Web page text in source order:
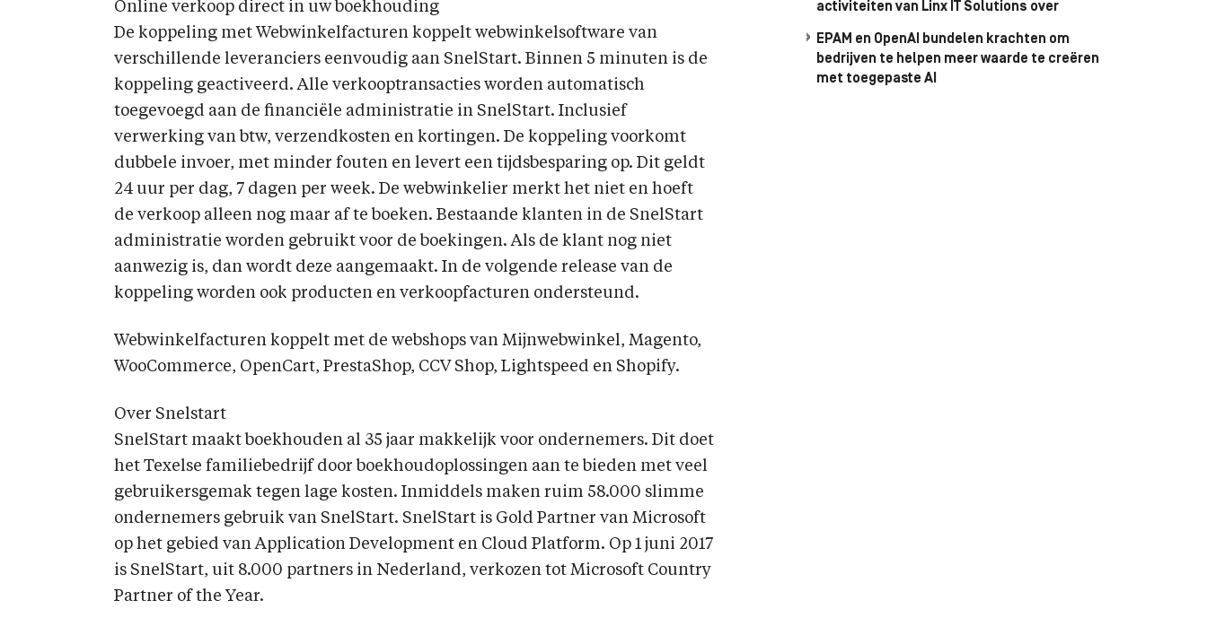
Online verkoop direct in uw boekhouding
De koppeling met Webwinkelfacturen koppelt webwinkelsoftware van
verschillende leveranciers eenvoudig aan SnelStart. Binnen 5 minuten is de
koppeling geactiveerd. Alle verkooptransacties worden automatisch
toegevoegd aan de financiële administratie in SnelStart. Inclusief
verwerking van btw, verzendkosten en kortingen. De koppeling voorkomt
dubbele invoer, met minder fouten en levert een tijdsbesparing op. Dit geldt
24 uur per dag, 7 dagen per week. De webwinkelier merkt het niet en hoeft
de verkoop alleen nog maar af te boeken. Bestaande klanten in de SnelStart
administratie worden gebruikt voor de boekingen. Als de klant nog niet
aanwezig is, dan wordt deze aangemaakt. In de volgende release van de
koppeling worden ook producten en verkoopfacturen ondersteund.
Webwinkelfacturen koppelt met de webshops van Mijnwebwinkel, Magento,
WooCommerce, OpenCart, PrestaShop, CCV Shop, Lightspeed en Shopify.
Over Snelstart
SnelStart maakt boekhouden al 35 jaar makkelijk voor ondernemers. Dit doet
het Texelse familiebedrijf door boekhoudoplossingen aan te bieden met veel
gebruikersgemak tegen lage kosten. Inmiddels maken ruim 58.000 slimme
ondernemers gebruik van SnelStart. SnelStart is Gold Partner van Microsoft
op het gebied van Application Development en Cloud Platform. Op 1 juni 2017
is SnelStart, uit 8.000 partners in Nederland, verkozen tot Microsoft Country
Partner of the Year.
activiteiten van Linx IT Solutions over
EPAM en OpenAI bundelen krachten om
bedrijven te helpen meer waarde te creëren
met toegepaste AI